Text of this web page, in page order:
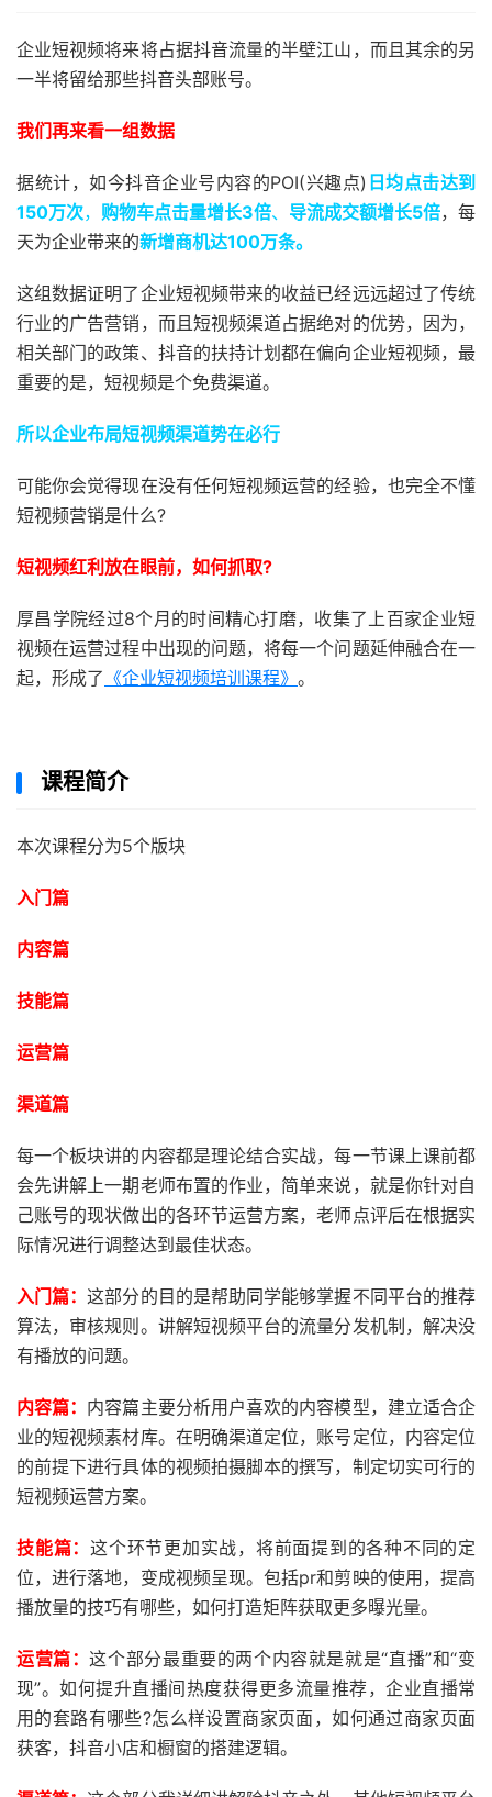
企业短视频将来将占据抖音流量的半壁江山，而且其余的另
一半将留给那些抖音头部账号。
我们再来看一组数据
据统计，如今抖音企业号内容的POI(兴趣点) 日均点击达到
150万次， 购物车点击量增长3倍、 导流成交额增长5倍，每
天为企业带来的新增商机达100万条。
这组数据证明了企业短视频带来的收益已经远远超过了传统
行业的广告营销，而且短视频渠道占据绝对的优势，因为，
相关部门的政策、抖音的扶持计划都在偏向企业短视频，最
重要的是，短视频是个免费渠道。
所以企业布局短视频渠道势在必行
可能你会觉得现在没有任何短视频运营的经验，也完全不懂
短视频营销是什么?
短视频红利放在眼前，如何抓取?
厚昌学院经过8个月的时间精心打磨，收集了上百家企业短
视频在运营过程中出现的问题，将每一个问题延伸融合在一
起，形成了 《企业短视频培训课程》 。
课程简介
本次课程分为5个版块
入门篇
内容篇
技能篇
运营篇
渠道篇
每一个板块讲的内容都是理论结合实战，每一节课上课前都
会先讲解上一期老师布置的作业，简单来说，就是你针对自
己账号的现状做出的各环节运营方案，老师点评后在根据实
际情况进行调整达到最佳状态。
入门篇：这部分的目的是帮助同学能够掌握不同平台的推荐
算法，审核规则。讲解短视频平台的流量分发机制，解决没
有播放的问题。
内容篇： 内容篇主要分析用户喜欢的内容模型，建立适合企
业的短视频素材库。在明确渠道定位，账号定位，内容定位
的前提下进行具体的视频拍摄脚本的撰写，制定切实可行的
短视频运营方案。
技能篇： 这个环节更加实战，将前面提到的各种不同的定
位，进行落地，变成视频呈现。包括pr和剪映的使用，提高
播放量的技巧有哪些，如何打造矩阵获取更多曝光量。
运营篇：这个部分最重要的两个内容就是就是“直播”和“变
现”。如何提升直播间热度获得更多流量推荐，企业直播常
用的套路有哪些?怎么样设置商家页面，如何通过商家页面
获客，抖音小店和橱窗的搭建逻辑。